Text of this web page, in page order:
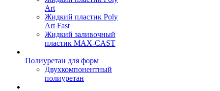
Art
Жидкий пластик Poly
Art Fast
Жидкий заливочный
пластик MAX-CAST
Полиуретан для форм
Двухкомпонентный
полиуретан